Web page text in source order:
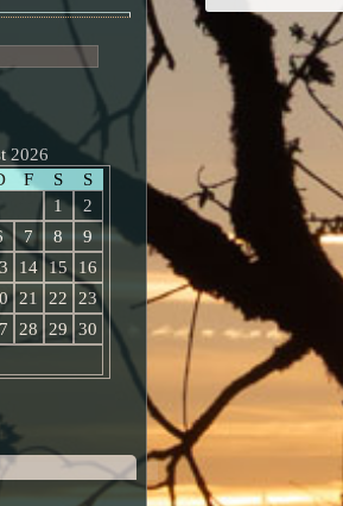
2026
F S
S
1
2
7 8
9
14 15
16
21 22
23
28 29
30